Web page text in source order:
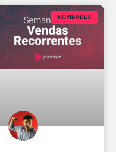
NOVIDADES